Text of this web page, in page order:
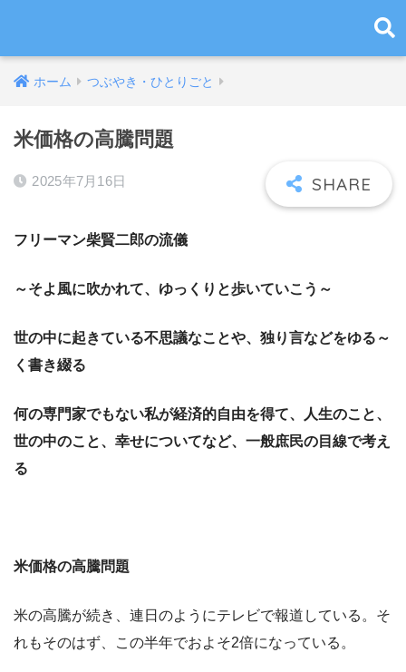
ホーム つぶやき・ひとりごと
米価格の高騰問題
2025年7月16日
フリーマン柴賢二郎の流儀
～そよ風に吹かれて、ゆっくりと歩いていこう～
世の中に起きている不思議なことや、独り言などをゆる～
く書き綴る
何の専門家でもない私が経済的自由を得て、人生のこと、
世の中のこと、幸せについてなど、一般庶民の目線で考え
る
米価格の高騰問題
米の高騰が続き、連日のようにテレビで報道している。そ
れもそのはず、この半年でおよそ2倍になっている。